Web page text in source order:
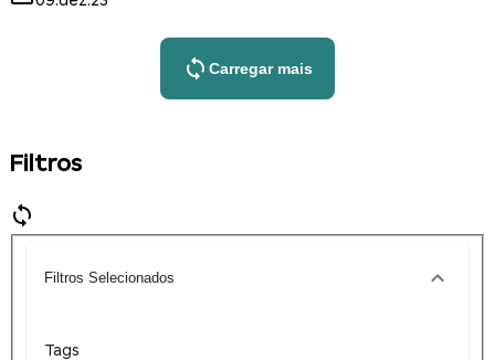
Carregar mais
Filtros
Filtros Selecionados
Tags